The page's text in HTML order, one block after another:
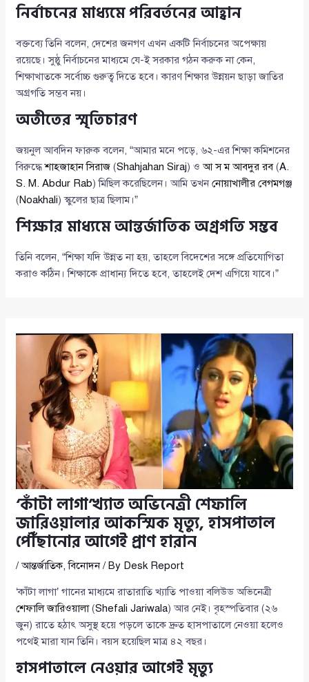
নির্বাচনের মাধ্যমে পরিবর্তনের আহ্বান
বক্তব্যে তিনি বলেন, দেশের জনগণ এখন একটি নির্বাচনের অপেক্ষায়
রয়েছে। সুষ্ঠু নির্বাচনের মাধ্যমে যে-ই সরকার গঠন করুক না কেন,
শিক্ষাখাতকে সর্বোচ্চ গুরুত্ব দিতে হবে। কারণ শিক্ষার উন্নয়ন ছাড়া জাতির
অগ্রগতি সম্ভব নয়।
অতীতের স্মৃতিচারণ
জয়নুল আবদিন ফারুক বলেন, “আমার মনে পড়ে, ৬২-এর শিক্ষা কমিশনের
বিরুদ্ধেশাহজাহান সিরাজ (Shahjahan Siraj) ওআ স ম আবদুর রব(A.
S. M. Abdur Rab) মিছিল করেছিলেন। আমি তখননোয়াখালীর বেগমগঞ্জ
(Noakhali) স্কুলের ছাত্র ছিলাম।”
শিক্ষার মাধ্যমে আন্তর্জাতিক অগ্রগতি সম্ভব
তিনি বলেন, “শিক্ষা যদি উন্নত না হয়, তাহলে বিদেশের সঙ্গে প্রতিযোগিতা
করাও কঠিন। শিক্ষাকে প্রাধান্য দিতে হবে, তাহলেই দেশ এগিয়ে যাবে।”
‘কাঁটা লাগা’খ্যাত অভিনেত্রী শেফালি
জারিওয়ালার আকস্মিক মৃত্যু, হাসপাতাল
পৌঁছানোর আগেই প্রাণ হারান
/আন্তর্জাতিক,বিনোদন/ By Desk Report
‘কাঁটা লাগা’ গানের মাধ্যমে রাতারাতি খ্যাতি পাওয়া বলিউড অভিনেত্রী
শেফালি জারিওয়ালা(Shefali Jariwala) আর নেই। বৃহস্পতিবার (২৬
জুন) রাতে হঠাৎ অসুস্থ হয়ে পড়লে তাকে দ্রুত হাসপাতালে নেওয়া হলেও
পথেই মারা যান তিনি। বয়স হয়েছিল মাত্র ৪২ বছর।
হাসপাতালে নেওয়ার আগেই মৃত্যু